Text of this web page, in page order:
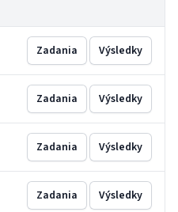
Zadania Výsledky
Zadania Výsledky
Zadania Výsledky
Zadania Výsledky